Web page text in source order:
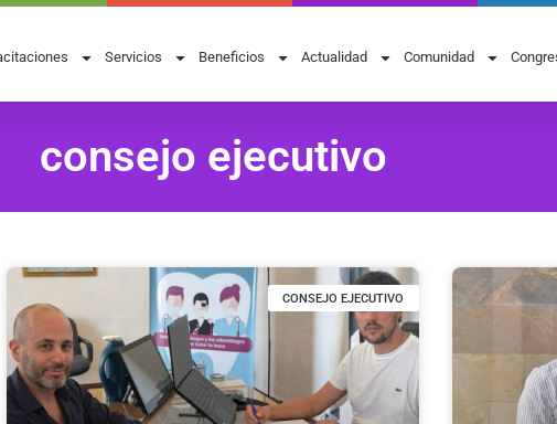
Servicios Beneficios Actualidad Comunidad
consejo ejecutivo
CONSEJO EJECUTIVO